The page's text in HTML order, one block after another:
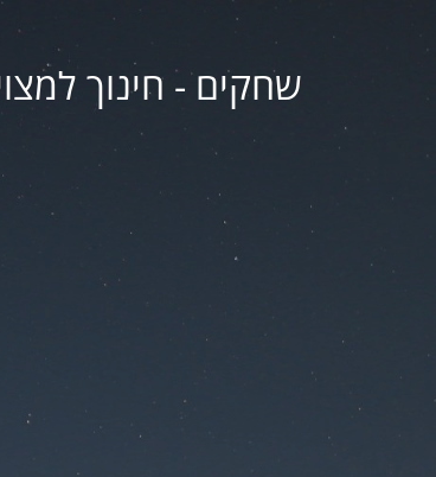
שחקים - חינוך